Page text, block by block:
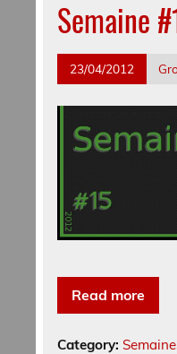
Semaine
23/04/2012
Read more
Category: